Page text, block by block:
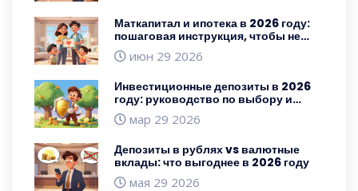
Маткапитал и ипотека в 2026 году:
пошаговая инструкция, чтобы не
потерять налоговый вычет
июн 29 2026
Инвестиционные депозиты в 2026
году: руководство по выбору и
доходности
мар 29 2026
Депозиты в рублях vs валютные
вклады: что выгоднее в 2026 году
мая 29 2026